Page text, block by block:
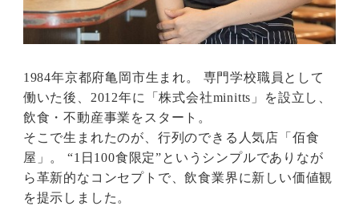
1984年京都府亀岡市生まれ。 専門学校職員として
働いた後、2012年に「株式会社minitts」を設立し、
飲食・不動産事業をスタート。
そこで生まれたのが、行列のできる人気店「佰食
屋」。 “1日100食限定”というシンプルでありなが
ら革新的なコンセプトで、飲食業界に新しい価値観
を提示しました。